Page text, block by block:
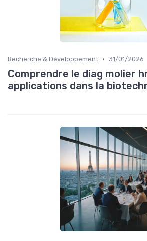
Recherche & Développement • 31/01/2026
Comprendre le diag molier
applications dans la